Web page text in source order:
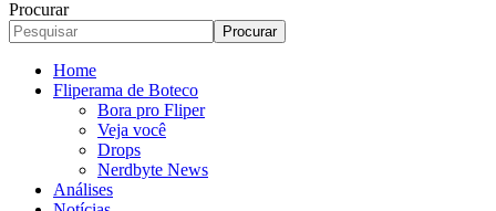
Procurar
Home
Fliperama de Boteco
Bora pro Fliper
Veja você
Drops
Nerdbyte News
Análises